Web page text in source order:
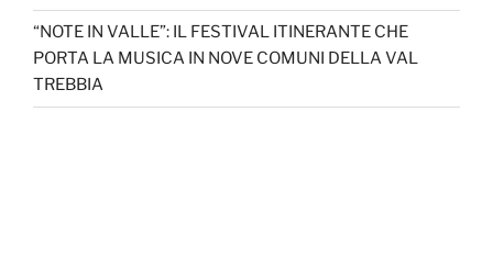
“NOTE IN VALLE”: IL FESTIVAL ITINERANTE CHE
PORTA LA MUSICA IN NOVE COMUNI DELLA VAL
TREBBIA